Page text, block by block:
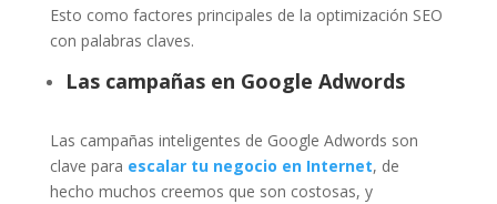
Esto como factores principales de la optimización SEO
con palabras claves.
Las campañas en Google Adwords
Las campañas inteligentes de Google Adwords son
clave para escalar tu negocio en Internet, de
hecho muchos creemos que son costosas, y